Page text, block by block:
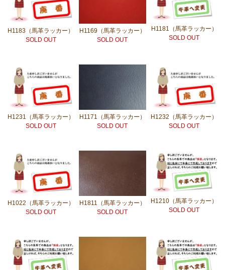
H1183（馬革ラッカー）
SOLD OUT
H1169（馬革ラッカー）
SOLD OUT
H1181（馬革ラッカー）
SOLD OUT
H1231（馬革ラッカー）
SOLD OUT
H1171（馬革ラッカー）
SOLD OUT
H1232（馬革ラッカー）
SOLD OUT
H1022（馬革ラッカー）
SOLD OUT
H1811（馬革ラッカー）
SOLD OUT
H1210（馬革ラッカー）
SOLD OUT